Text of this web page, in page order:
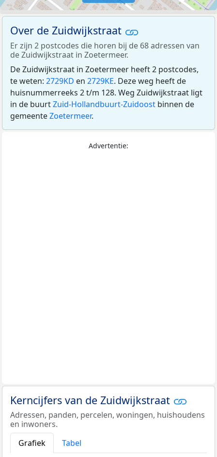
Over de Zuidwijkstraat
Er zijn 2 postcodes die horen bij de 68 adressen van
de Zuidwijkstraat in Zoetermeer.
De Zuidwijkstraat in Zoetermeer heeft 2 postcodes,
te weten: 2729KD en 2729KE. Deze weg heeft de
huisnummerreeks 2 t/m 128. Weg Zuidwijkstraat ligt
in de buurtZuid-Hollandbuurt-Zuidoost binnen de
gemeenteZoetermeer.
Advertentie:
Kerncijfers van de Zuidwijkstraat
Adressen, panden, percelen, woningen, huishoudens
en inwoners.
Grafiek
Tabel